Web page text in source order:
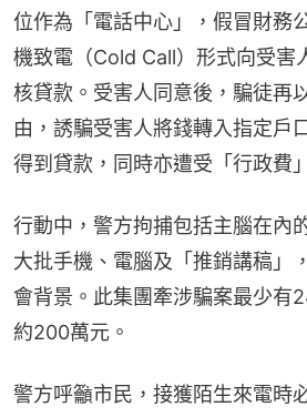
位作為「電話中心」，假冒財務
機致電（Cold Call）形式向受害
核貸款。受害人同意後，騙徒再
由，誘騙受害人將錢轉入指定戶
得到貸款，同時亦遭受「行政費
行動中，警方拘捕包括主腦在內
大批手機、電腦及「推銷講稿」
會背景。此集團牽涉騙案最少有
約200萬元。
警方呼籲市民，接獲陌生來電時